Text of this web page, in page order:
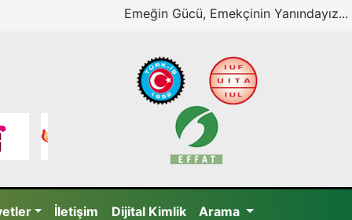
Emeğin Gücü, Emekçinin Yanındayız...
İletişim Dijital Kimlik Arama